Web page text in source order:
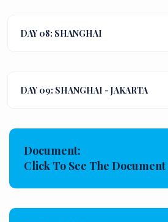
DAY 08: SHANGHAI
DAY 09: SHANGHAI - JAKARTA
Document:
Click To See The Document